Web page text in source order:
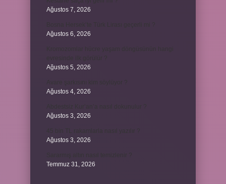
Ağustos 7, 2026
Ağustos 6, 2026
Ağustos 5, 2026
Ağustos 4, 2026
Ağustos 3, 2026
Ağustos 3, 2026
Temmuz 31, 2026